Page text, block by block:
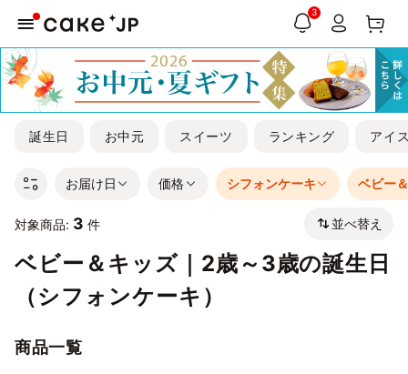
3
誕生日 お中元 スイーツ ランキング アイ
お届け日 価格 シフォンケーキ ベビー
対象商品: 3 件 並べ替え
ベビー＆キッズ｜2歳～3歳の誕生日
（シフォンケーキ）
商品一覧